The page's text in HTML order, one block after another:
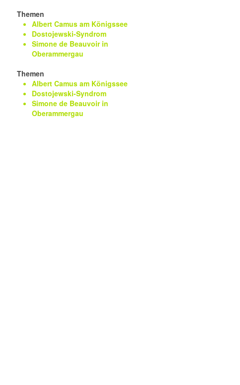
Themen
Albert Camus am Königssee
Dostojewski-Syndrom
Simone de Beauvoir in
Oberammergau
Themen
Albert Camus am Königssee
Dostojewski-Syndrom
Simone de Beauvoir in
Oberammergau